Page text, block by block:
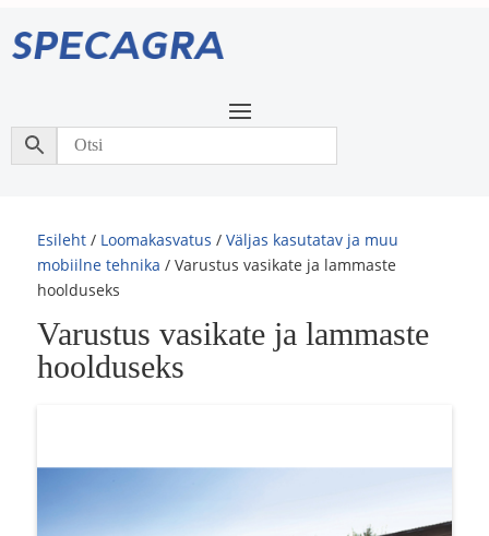
Esileht / Loomakasvatus /Väljas kasutatav ja muu
mobiilne tehnika / Varustus vasikate ja lammaste
hoolduseks
Varustus vasikate ja lammaste
hoolduseks